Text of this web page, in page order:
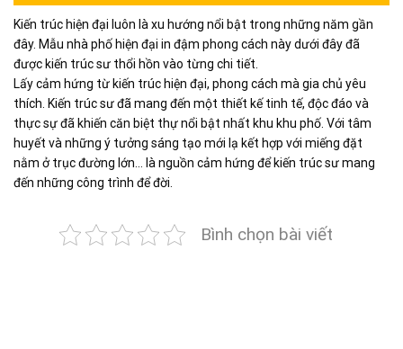
Kiến trúc hiện đại luôn là xu hướng nổi bật trong những năm gần
đây. Mẫu nhà phố hiện đại in đậm phong cách này dưới đây đã
được kiến trúc sư thổi hồn vào từng chi tiết.
Lấy cảm hứng từ kiến trúc hiện đại, phong cách mà gia chủ yêu
thích. Kiến trúc sư đã mang đến một thiết kế tinh tế, độc đáo và
thực sự đã khiến căn biệt thự nổi bật nhất khu khu phố. Với tâm
huyết và những ý tưởng sáng tạo mới lạ kết hợp với miếng đặt
nằm ở trục đường lớn… là nguồn cảm hứng để kiến trúc sư mang
đến những công trình để đời.
Bình chọn bài viết